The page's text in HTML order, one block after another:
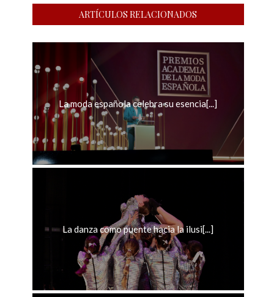
ARTÍCULOS RELACIONADOS
La moda española celebra su esencia[...]
La danza como puente hacia la ilusi[...]